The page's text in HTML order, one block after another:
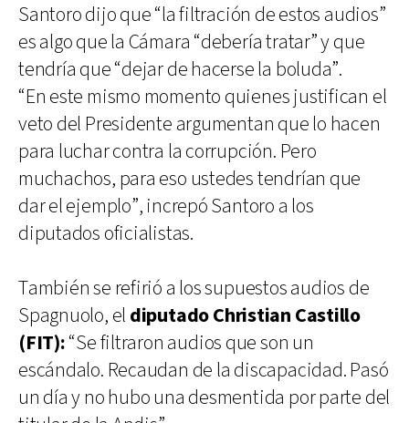
Santoro dijo que “la filtración de estos audios”
es algo que la Cámara “debería tratar” y que
tendría que “dejar de hacerse la boluda”.
“En este mismo momento quienes justifican el
veto del Presidente argumentan que lo hacen
para luchar contra la corrupción. Pero
muchachos, para eso ustedes tendrían que
dar el ejemplo”, increpó Santoro a los
diputados oficialistas.
También se refirió a los supuestos audios de
Spagnuolo, el diputado Christian Castillo
(FIT):“Se filtraron audios que son un
escándalo. Recaudan de la discapacidad. Pasó
un día y no hubo una desmentida por parte del